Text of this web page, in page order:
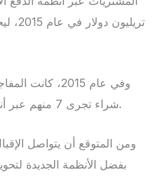
شراء تجرى 7 منهم عبر أنظمة الدفع والسداد الإلكتروني.
ومن المتوقع أن يتواصل
بفضل الأنظمة الجديدة